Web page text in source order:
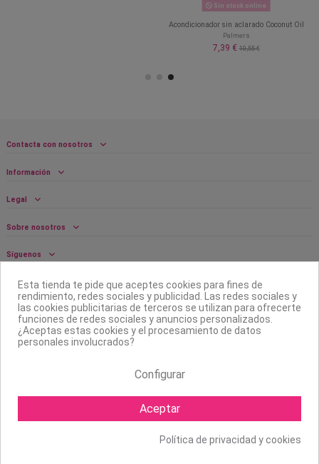
Sin stock online
Acondicionador sin aclarado Coconut Oil
Palmers
7,39 €10,55 €
Contacta con nosotros
Información
Legal
Sobre nosotros
Síguenos
Boletín
Esta tienda te pide que aceptes cookies para fines de
rendimiento, redes sociales y publicidad. Las redes sociales y
las cookies publicitarias de terceros se utilizan para ofrecerte
funciones de redes sociales y anuncios personalizados.
¿Aceptas estas cookies y el procesamiento de datos
personales involucrados?
Configurar
Aceptar
Política de privacidad y cookies